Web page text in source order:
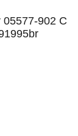
902 C